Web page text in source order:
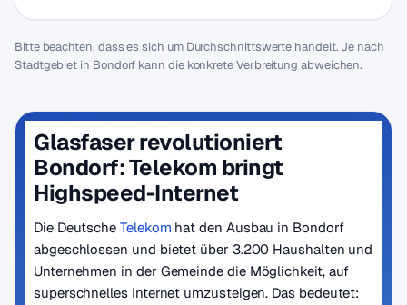
Bitte beachten, dass es sich um Durchschnittswerte handelt. Je nach
Stadtgebiet in Bondorf kann die konkrete Verbreitung abweichen.
Glasfaser revolutioniert
Bondorf: Telekom bringt
Highspeed-Internet
Die DeutscheTelekom hat den Ausbau in Bondorf
abgeschlossen und bietet über 3.200 Haushalten und
Unternehmen in der Gemeinde die Möglichkeit, auf
superschnelles Internet umzusteigen. Das bedeutet: